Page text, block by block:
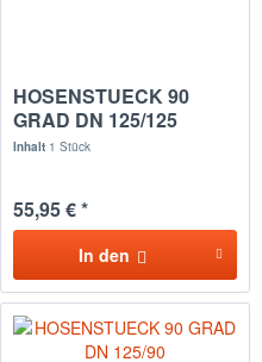
HOSENSTUECK 90
GRAD DN 125/125
Inhalt 1 Stück
55,95 € *
In den